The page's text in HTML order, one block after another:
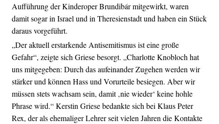
Aufführung der Kinderoper Brundibár mitgewirkt, waren
damit sogar in Israel und in Theresienstadt und haben ein Stück
daraus vorgeführt.
„Der aktuell erstarkende Antisemitismus ist eine große
Gefahr“, zeigte sich Griese besorgt. „Charlotte Knobloch hat
uns mitgegeben: Durch das aufeinander Zugehen werden wir
stärker und können Hass und Vorurteile besiegen. Aber wir
müssen stets wachsam sein, damit ‚nie wieder‘ keine hohle
Phrase wird.“ Kerstin Griese bedankte sich bei Klaus Peter
Rex, der als ehemaliger Lehrer seit vielen Jahren die Kontakte